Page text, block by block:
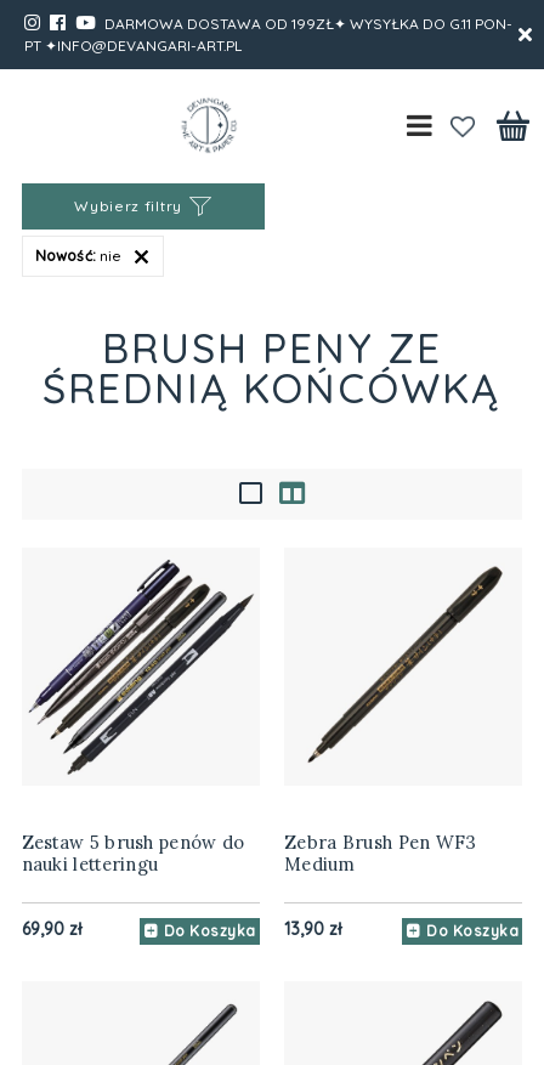
DARMOWA DOSTAWA OD 199ZŁ✦ WYSYŁKA DO G.11 PON-
PT ✦INFO@DEVANGARI-ART.PL
Wybierz filtry
Nowość: nie
BRUSH PENY ZE
ŚREDNIĄ KOŃCÓWKĄ
Zestaw 5 brush penów do
nauki letteringu
69,90 zł Do Koszyka
Zebra Brush Pen WF3
Medium
13,90 zł Do Koszyka